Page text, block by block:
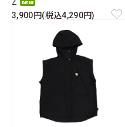
3,900円(税込4,290円)